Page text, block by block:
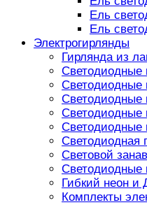
Ель
Ель
Электрогирлянды
Гирлянда из
Светодиодные
Светодиодные
Светодиодные
Светодиодные
Светодиодные
Светодиодная
Световой
Светодиодные
Гибкий неон и
Комплекты